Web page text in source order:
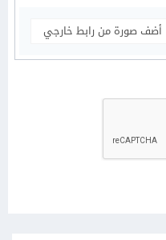
أضف صورة من رابط خارجي